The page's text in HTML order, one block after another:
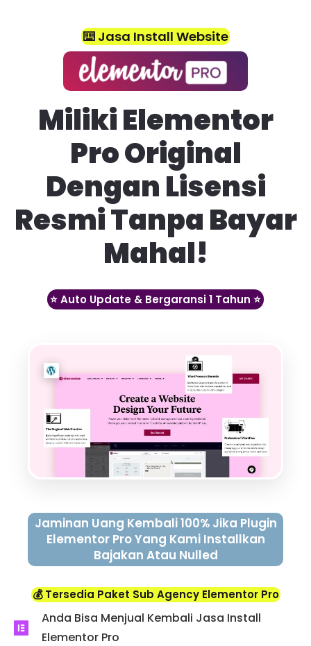
⌨️ Jasa Install Website
Miliki Elementor
Pro Original
Dengan Lisensi
Resmi Tanpa Bayar
Mahal!
⭐️ Auto Update & Bergaransi 1 Tahun ⭐️
Jaminan Uang Kembali 100% Jika Plugin
Elementor Pro Yang Kami Installkan
Bajakan Atau Nulled
💰 Tersedia Paket Sub Agency Elementor Pro
Anda Bisa Menjual Kembali Jasa Install
Elementor Pro